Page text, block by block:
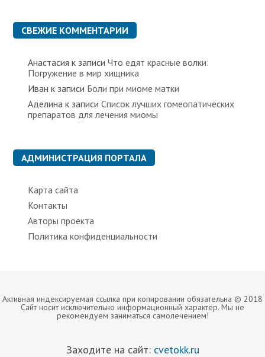
к
и СВЕЖИЕ КОММЕНТАРИИ
Анастасия к записиЧто едят красные волки:
Погружение в мир хищника
Иван к записи Боли при миоме матки
Аделина к записиСписок лучших гомеопатических
препаратов для лечения миомы
АДМИНИСТРАЦИЯ ПОРТАЛА
Карта сайта
Контакты
Авторы проекта
Политика конфиденциальности
Активная индексируемая ссылка при копировании обязательна © 2018
Сайт носит исключительно информационный характер. Мы не
рекомендуем заниматься самолечением!
Заходите на сайт: cvetokk.ru